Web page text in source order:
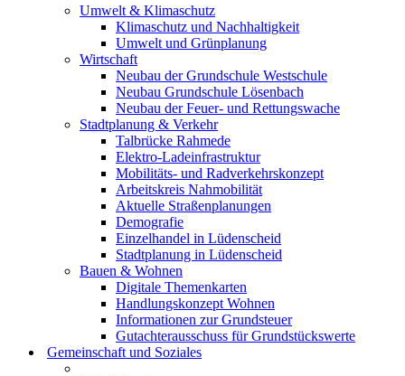
Umwelt & Klimaschutz
Klimaschutz und Nachhaltigkeit
Umwelt und Grünplanung
Wirtschaft
Neubau der Grundschule Westschule
Neubau Grundschule Lösenbach
Neubau der Feuer- und Rettungswache
Stadtplanung & Verkehr
Talbrücke Rahmede
Elektro-Ladeinfrastruktur
Mobilitäts- und Radverkehrskonzept
Arbeitskreis Nahmobilität
Aktuelle Straßenplanungen
Demografie
Einzelhandel in Lüdenscheid
Stadtplanung in Lüdenscheid
Bauen & Wohnen
Digitale Themenkarten
Handlungskonzept Wohnen
Informationen zur Grundsteuer
Gutachterausschuss für Grundstückswerte
Gemeinschaft und Soziales